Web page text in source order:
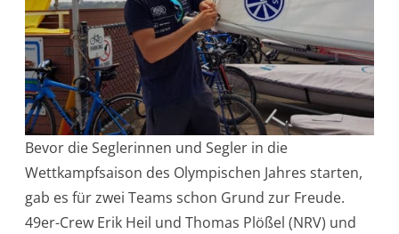
Bevor die Seglerinnen und Segler in die
Wettkampfsaison des Olympischen Jahres starten,
gab es für zwei Teams schon Grund zur Freude.
49er-Crew Erik Heil und Thomas Plößel (NRV) und